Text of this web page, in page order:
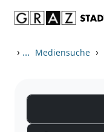
› ... Mediensuche ›